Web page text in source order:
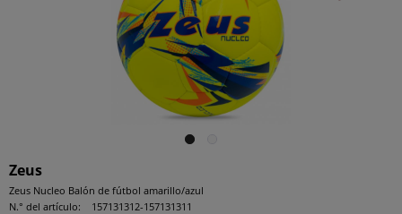
Zeus
Zeus Nucleo Balón de fútbol amarillo/azul
N.° del artículo:
157131312-157131311